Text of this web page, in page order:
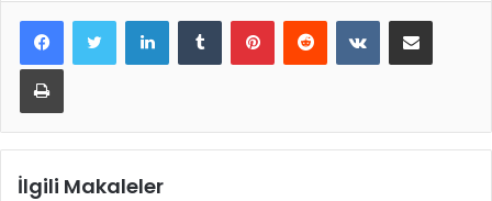
LinkedInTumblr PinterestReddit VKontakteE-Posta ile paylaş
Yazdır
İlgili Makaleler